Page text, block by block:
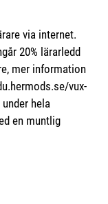
via internet.
20% lärarledd
mer information
vux-
hela
en muntlig